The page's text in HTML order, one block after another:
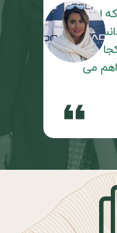
ارزش
می
format_quote